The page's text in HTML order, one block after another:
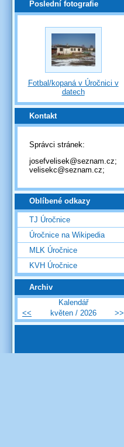
Poslední fotografie
Fotbal/kopaná v Úročnici v
datech
Kontakt
Správci stránek:
josefvelisek@seznam.cz;
velisekc@seznam.cz;
Oblíbené odkazy
TJ Úročnice
Úročnice na Wikipedia
MLK Úročnice
KVH Úročnice
Archiv
Kalendář
<<
květen / 2026 >>